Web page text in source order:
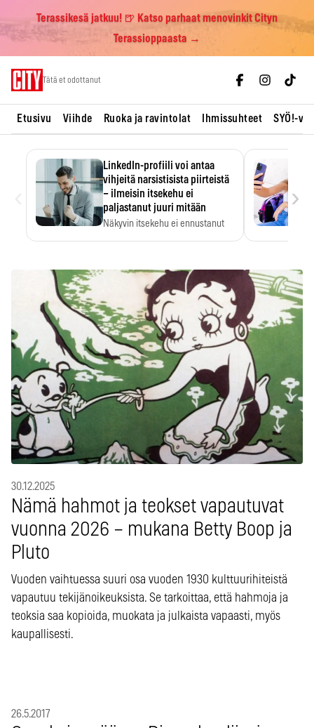
Terassikesä jatkuu! 🍺 Katso parhaat menovinkit Cityn
Terassioppaasta →
Tätä et odottanut
Etusivu Viihde Ruoka ja ravintolat Ihmissuhteet SYÖ!-
LinkedIn-profiili voi antaa
vihjeitä narsistisista piirteistä
– ilmeisin itsekehu ei
paljastanut juuri mitään
Näkyvin itsekehu ei ennustanut
›
30.12.2025
Nämä hahmot ja teokset vapautuvat
vuonna 2026 – mukana Betty Boop ja
Pluto
Vuoden vaihtuessa suuri osa vuoden 1930 kulttuurihiteistä
vapautuu tekijänoikeuksista. Se tarkoittaa, että hahmoja ja
teoksia saa kopioida, muokata ja julkaista vapaasti, myös
kaupallisesti.
26.5.2017